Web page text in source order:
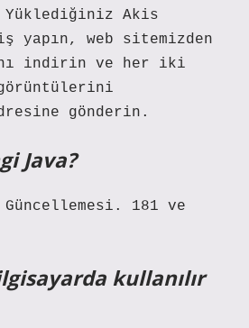
Yüklediğiniz Akis
yapın, web sitemizden
indirin ve her iki
görüntülerini
gönderin.
Java?
181 ve
kullanılır